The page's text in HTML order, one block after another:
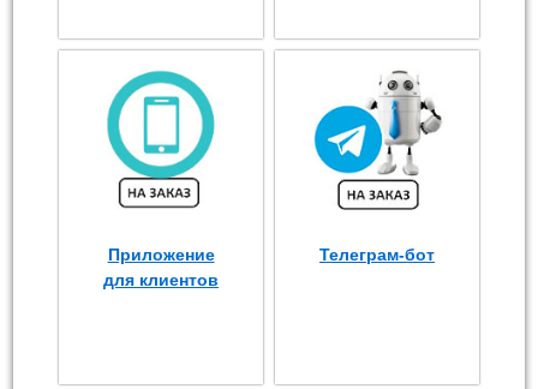
Приложение
для клиентов
Телеграм-бот